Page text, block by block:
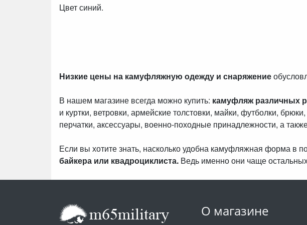
Цвет синий.
Низкие цены на камуфляжную одежду и снаряжение
В нашем магазине всегда можно купить: камуфляж различных
и куртки, ветровки, армейские толстовки, майки, футболки,
перчатки, аксессуары, военно-походные принадлежности, а
Если вы хотите знать, насколько удобна камуфляжная форма в
байкера или квадроциклиста. Ведь именно они чаще
О магазине